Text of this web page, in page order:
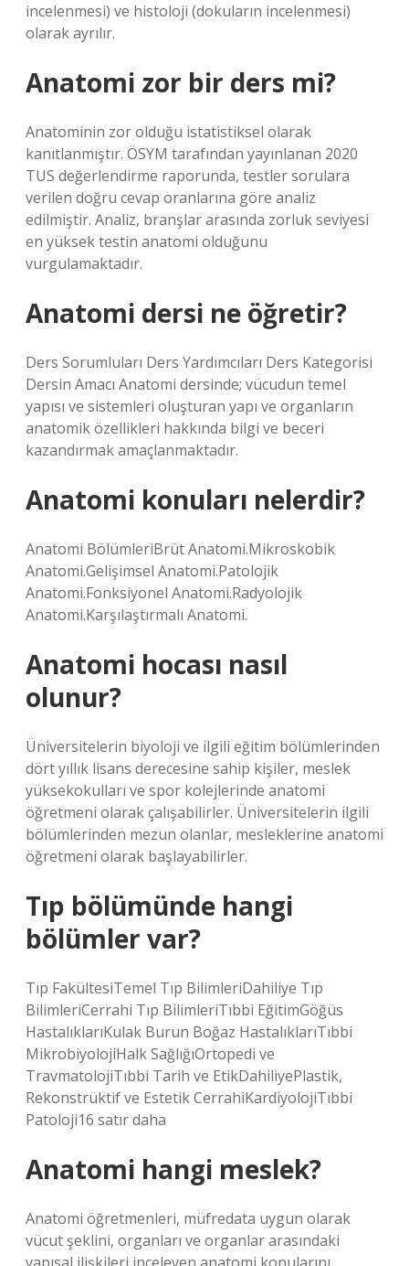
incelenmesi) ve histoloji (dokuların incelenmesi)
olarak ayrılır.
Anatomi zor bir ders mi?
Anatominin zor olduğu istatistiksel olarak
kanıtlanmıştır. ÖSYM tarafından yayınlanan 2020
TUS değerlendirme raporunda, testler sorulara
verilen doğru cevap oranlarına göre analiz
edilmiştir. Analiz, branşlar arasında zorluk seviyesi
en yüksek testin anatomi olduğunu
vurgulamaktadır.
Anatomi dersi ne öğretir?
Ders Sorumluları Ders Yardımcıları Ders Kategorisi
Dersin Amacı Anatomi dersinde; vücudun temel
yapısı ve sistemleri oluşturan yapı ve organların
anatomik özellikleri hakkında bilgi ve beceri
kazandırmak amaçlanmaktadır.
Anatomi konuları nelerdir?
Anatomi BölümleriBrüt Anatomi.Mikroskobik
Anatomi.Gelişimsel Anatomi.Patolojik
Anatomi.Fonksiyonel Anatomi.Radyolojik
Anatomi.Karşılaştırmalı Anatomi.
Anatomi hocası nasıl
olunur?
Üniversitelerin biyoloji ve ilgili eğitim bölümlerinden
dört yıllık lisans derecesine sahip kişiler, meslek
yüksekokulları ve spor kolejlerinde anatomi
öğretmeni olarak çalışabilirler. Üniversitelerin ilgili
bölümlerinden mezun olanlar, mesleklerine anatomi
öğretmeni olarak başlayabilirler.
Tıp bölümünde hangi
bölümler var?
Tıp FakültesiTemel Tıp BilimleriDahiliye Tıp
BilimleriCerrahi Tıp BilimleriTıbbi EğitimGöğüs
HastalıklarıKulak Burun Boğaz HastalıklarıTıbbi
MikrobiyolojiHalk SağlığıOrtopedi ve
TravmatolojiTıbbi Tarih ve EtikDahiliyePlastik,
Rekonstrüktif ve Estetik CerrahiKardiyolojiTıbbi
Patoloji16 satır daha
Anatomi hangi meslek?
Anatomi öğretmenleri, müfredata uygun olarak
vücut şeklini, organları ve organlar arasındaki